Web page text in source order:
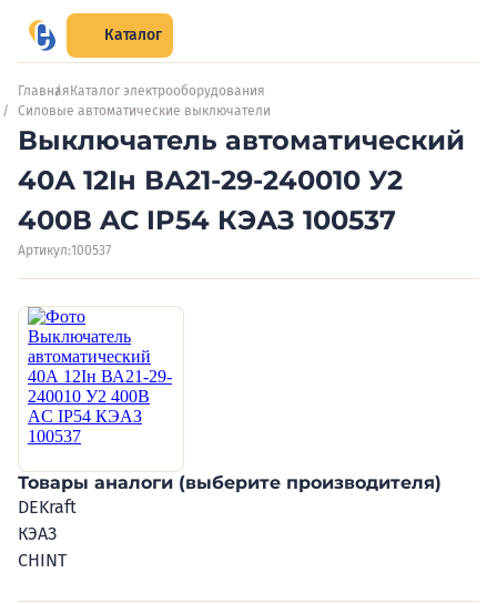
Каталог
Главная Каталог электрооборудования
Силовые автоматические выключатели
Выключатель автоматический
40А 12Iн ВА21-29-240010 У2
400В AC IP54 КЭАЗ 100537
Артикул:100537
Товары аналоги (выберите производителя)
DEKraft
КЭАЗ
CHINT